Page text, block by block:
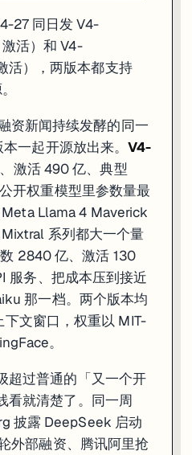
27 同日发 V4-
活）和 V4-
活），两版本都支持
资新闻持续发酵的同一
一起开源放出来。V4-
激活 490 亿、典型
开权重模型里参数量最
Llama 4 Maverick
系列都大一个量
数 2840 亿、激活 130
服务、把成本压到接近
那一档。两个版本均
文窗口，权重以 MIT-
。
超过普通的「又一个开
看就清楚了。同一周
披露 DeepSeek 启动
外部融资、腾讯阿里抢